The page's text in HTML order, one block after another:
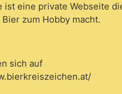
ist eine private Webseite
zum Hobby macht.
sich auf